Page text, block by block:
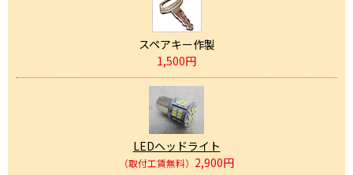
スペアキー作製
1,500円
LEDヘッドライト
（取付工賃無料） 2,900円